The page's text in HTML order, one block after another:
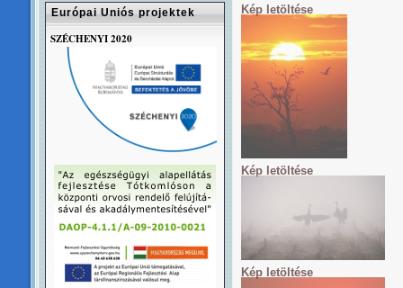
Kép letöltése
Kép letöltése
Kép letöltése
Európai Uniós projektek
SZÉCHENYI 2020